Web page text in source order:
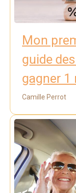
Mon
guide
gagner 1
Camille Perrot